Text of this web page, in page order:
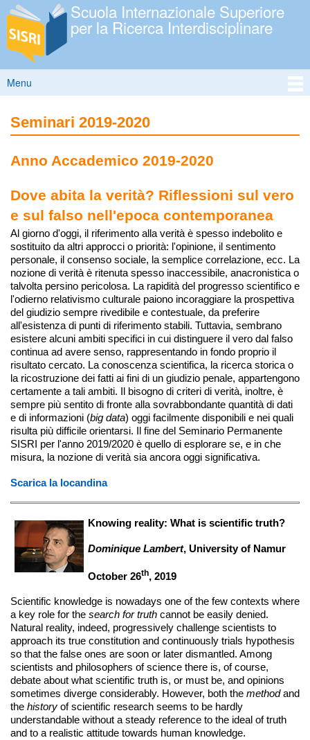
Salta al
contenuto
principale
Scuola Internazionale Superiore
per la Ricerca Interdisciplinare
Menu principale
Menu
Seminari 2019-2020
Anno Accademico 2019-2020
Dove abita la verità? Riflessioni sul vero
e sul falso nell'epoca contemporanea
Al giorno d'oggi, il riferimento alla verità è spesso indebolito e
sostituito da altri approcci o priorità: l'opinione, il sentimento
personale, il consenso sociale, la semplice correlazione, ecc. La
nozione di verità è ritenuta spesso inaccessibile, anacronistica o
talvolta persino pericolosa. La rapidità del progresso scientifico e
l'odierno relativismo culturale paiono incoraggiare la prospettiva
del giudizio sempre rivedibile e contestuale, da preferire
all'esistenza di punti di riferimento stabili. Tuttavia, sembrano
esistere alcuni ambiti specifici in cui distinguere il vero dal falso
continua ad avere senso, rappresentando in fondo proprio il
risultato cercato. La conoscenza scientifica, la ricerca storica o
la ricostruzione dei fatti ai fini di un giudizio penale, appartengono
certamente a tali ambiti. Il bisogno di criteri di verità, inoltre, è
sempre più sentito di fronte alla sovrabbondante quantità di dati
e di informazioni (big data) oggi facilmente disponibili e nei quali
risulta più difficile orientarsi. Il fine del Seminario Permanente
SISRI per l'anno 2019/2020 è quello di esplorare se, e in che
misura, la nozione di verità sia ancora oggi significativa.
Scarica la locandina
Knowing reality: What is scientific truth?
Dominique Lambert, University of Namur
October 26th, 2019
Scientific knowledge is nowadays one of the few contexts where
a key role for the search for truth cannot be easily denied.
Natural reality, indeed, progressively challenge scientists to
approach its true constitution and continuously trials hypothesis
so that the false ones are soon or later dismantled. Among
scientists and philosophers of science there is, of course,
debate about what scientific truth is, or must be, and opinions
sometimes diverge considerably. However, both the methodand
the history of scientific research seems to be hardly
understandable without a steady reference to the ideal of truth
and to a realistic attitude towards human knowledge.